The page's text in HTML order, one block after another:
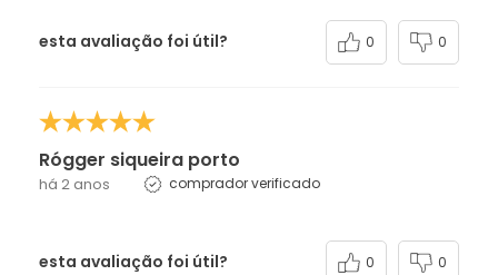
esta avaliação foi útil? 0 0
Rógger siqueira porto
há 2 anos comprador verificado
esta avaliação foi útil? 0 0